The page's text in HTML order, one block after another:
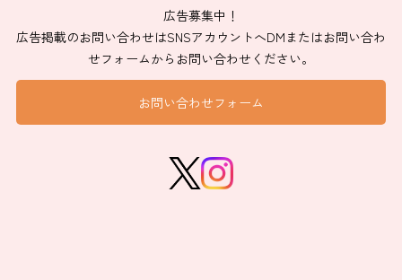
広告募集中！
広告掲載のお問い合わせはSNSアカウントへDMまたはお問い合わ
せフォームからお問い合わせください。
お問い合わせフォーム